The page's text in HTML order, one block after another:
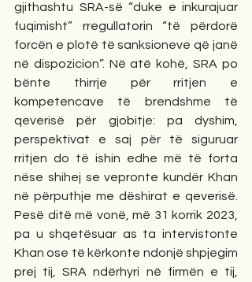
gjithashtu SRA-së “duke e inkurajuar
fuqimisht” rregullatorin “të përdorë
forcën e plotë të sanksioneve që janë
në dispozicion”. Në atë kohë, SRA po
bënte thirrje për rritjen e
kompetencave të brendshme të
qeverisë për gjobitje: pa dyshim,
perspektivat e saj për të siguruar
rritjen do të ishin edhe më të forta
nëse shihej se vepronte kundër Khan
në përputhje me dëshirat e qeverisë.
Pesë ditë më vonë, më 31 korrik 2023,
pa u shqetësuar as ta intervistonte
Khan ose të kërkonte ndonjë shpjegim
prej tij, SRA ndërhyri në firmën e tij,